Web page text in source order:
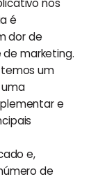
é
dor de
marketing.
um
e
e,
de